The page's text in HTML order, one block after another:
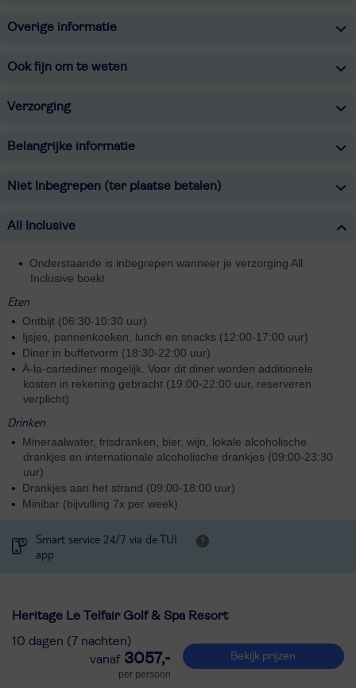
Overige informatie
Ook fijn om te weten
Verzorging
Belangrijke informatie
Niet Inbegrepen (ter plaatse betalen)
All Inclusive
Onderstaande is inbegrepen wanneer je verzorging All
Inclusive boekt
Eten
Ontbijt (06:30-10:30 uur)
Ijsjes, pannenkoeken, lunch en snacks (12:00-17:00 uur)
Diner in buffetvorm (18:30-22:00 uur)
À-la-cartediner mogelijk. Voor dit diner worden additionele
kosten in rekening gebracht (19:00-22:00 uur, reserveren
verplicht)
Drinken
Mineraalwater, frisdranken, bier, wijn, lokale alcoholische
drankjes en internationale alcoholische drankjes (09:00-23:30
uur)
Drankjes aan het strand (09:00-18:00 uur)
Minibar (bijvulling 7x per week)
Smart service 24/7 via de TUI
app
Heritage Le Telfair Golf & Spa Resort
10 dagen (7 nachten)
3057,-
per persoon
Bekijk prijzen